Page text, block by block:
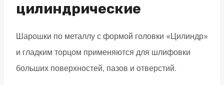
алюминию
цилиндрические
Шарошки по металлу с формой головки «Цилиндр»
и гладким торцом применяются для шлифовки
больших поверхностей, пазов и отверстий.